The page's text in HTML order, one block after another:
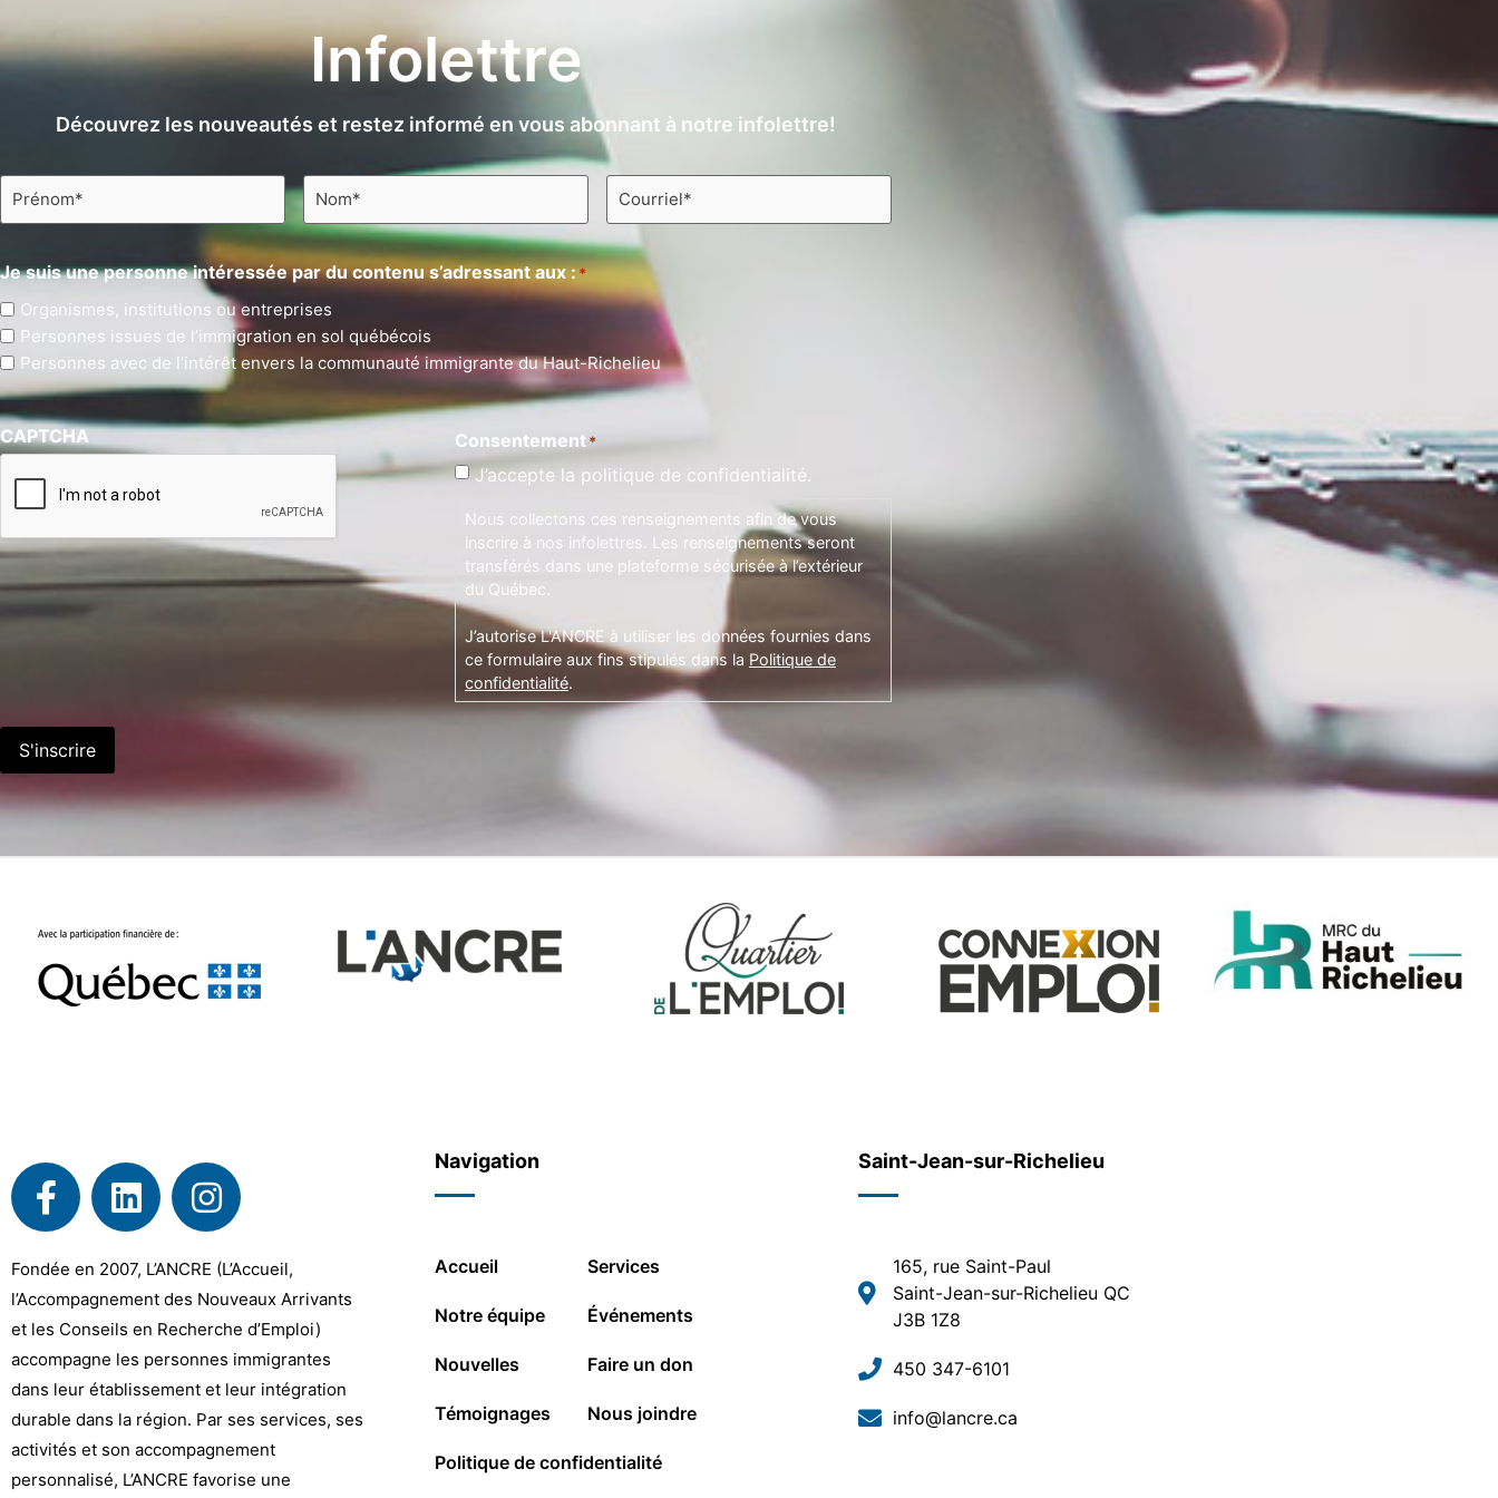
Infolettre
Découvrez les nouveautés et restez informé en vous abonnant à notre infolettre!
Prénom Nom Courriel
Je suis une personne intéressée par du contenu s’adressant aux :*
Organismes, institutions ou entreprises
Personnes issues de l’immigration en sol québécois
Personnes avec de l’intérêt envers la communauté immigrante du Haut-Richelieu
CAPTCHA Consentement*
J’accepte la politique de confidentialité.
Nous collectons ces renseignements afin de vous
inscrire à nos infolettres. Les renseignements seront
transférés dans une plateforme sécurisée à l’extérieur
du Québec.
J’autorise L'ANCRE à utiliser les données fournies dans
ce formulaire aux fins stipulés dans la Politique de
confidentialité.
S'inscrire
Fondée en 2007, L’ANCRE (L’Accueil,
l’Accompagnement des Nouveaux Arrivants
et les Conseils en Recherche d’Emploi)
accompagne les personnes immigrantes
dans leur établissement et leur intégration
durable dans la région. Par ses services, ses
activités et son accompagnement
personnalisé, L’ANCRE favorise une
Navigation
Accueil
Notre équipe
Nouvelles
Témoignages
Services
Événements
Faire un don
Nous joindre
Politique de confidentialité
Saint-Jean-sur-Richelieu
165, rue Saint-Paul
Saint-Jean-sur-Richelieu QC
J3B 1Z8
450 347-6101
info@lancre.ca